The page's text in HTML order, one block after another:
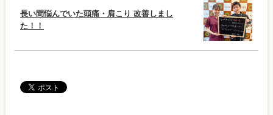
長い間悩んでいた頭痛・肩こり 改善しまし
た！！